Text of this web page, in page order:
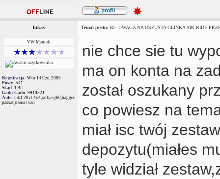
lukas Temat postu: Re: UWAGA NA OSZUSTA GLINKA AIR RIDE
VW Maniak
Rejestracja: Wto 14 Cze, 2005
Posty: 541
Skąd: TBU
Gadu-Gadu: 9910321
Auto: mk1 20vt 4x4,rallye g60,bagged
passat,transit van
nie chce sie tu
ma on konta na
został oszukany
co powiesz na
miał isc twój
depozytu(miałes
tyle widział